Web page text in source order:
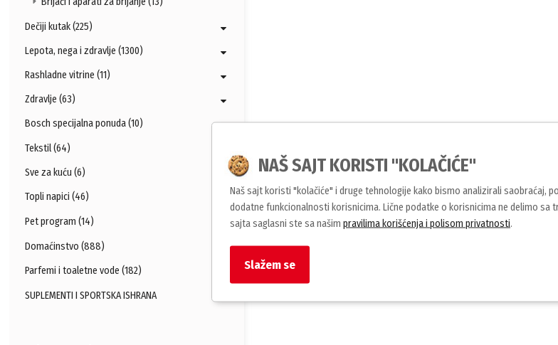
Dečiji kutak (225)
Lepota, nega i zdravlje (1300)
Rashladne vitrine (11)
Zdravlje (63)
Bosch specijalna ponuda (10)
Tekstil (64)
Sve za kuću (6)
Topli napici (46)
Pet program (14)
Domaćinstvo (888)
Parfemi i toaletne vode (182)
SUPLEMENTI I SPORTSKA ISHRANA
NAŠ SAJT KORISTI "KOLAČIĆE"
Naš sajt koristi "kolačiće" i druge tehnologije kako bismo analizirali saobraćaj,
dodatne funkcionalnosti korisnicima. Lične podatke o korisnicima ne delimo sa
sajta saglasni ste sa našim pravilima korišćenja i polisom privatnosti.
Slažem se